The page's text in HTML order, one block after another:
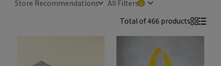
Store Recommendations
All Filters
Total of 466 products